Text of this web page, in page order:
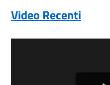
Video Recenti